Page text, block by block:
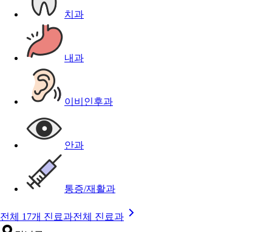
치과
내과
이비인후과
안과
통증/재활과
전체 17개 진료과전체 진료과